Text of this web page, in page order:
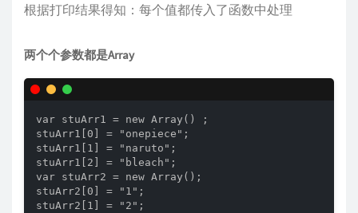
根据打印结果得知：每个值都传入了函数中处理
两个个参数都是Array
var stuArr1 = new Array() ;
stuArr1[0] = "onepiece";
stuArr1[1] = "naruto";
stuArr1[2] = "bleach";
var stuArr2 = new Array();
stuArr2[0] = "1";
stuArr2[1] = "2";